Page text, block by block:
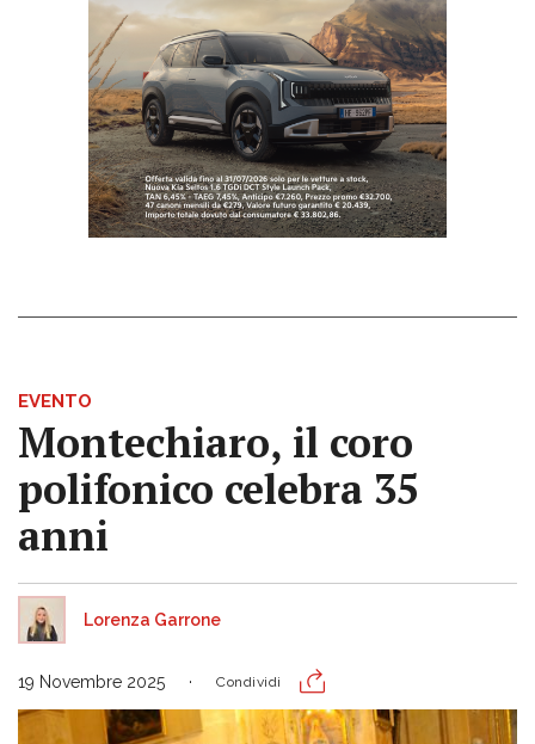
EVENTO
Montechiaro, il coro
polifonico celebra 35
anni
Lorenza Garrone
19 Novembre 2025 Condividi